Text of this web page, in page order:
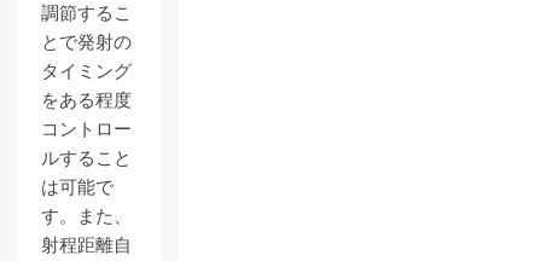
調節するこ
とで発射の
タイミング
をある程度
コントロー
ルすること
は可能で
す。また、
射程距離自